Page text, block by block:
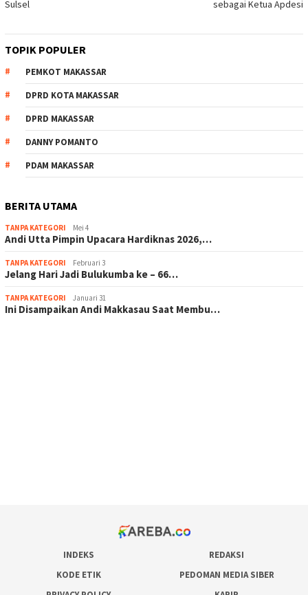
Sulsel
sebagai Ketua Apdesi
TOPIK POPULER
PEMKOT MAKASSAR
DPRD KOTA MAKASSAR
DPRD MAKASSAR
DANNY POMANTO
PDAM MAKASSAR
BERITA UTAMA
TANPA KATEGORI Mei 4
Andi Utta Pimpin Upacara Hardiknas 2026,…
TANPA KATEGORI Februari 3
Jelang Hari Jadi Bulukumba ke – 66…
TANPA KATEGORI Januari 31
Ini Disampaikan Andi Makkasau Saat Membu…
INDEKS
REDAKSI
KODE ETIK
PEDOMAN MEDIA SIBER